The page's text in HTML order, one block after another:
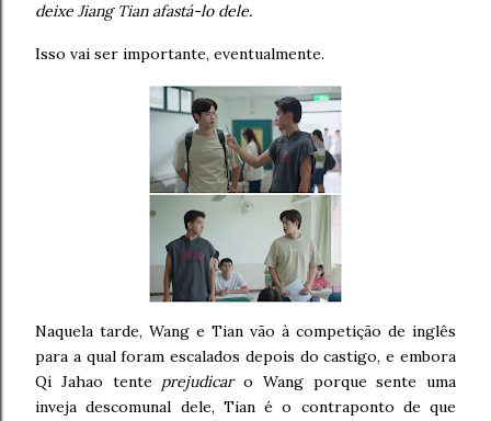
deixe Jiang Tian afastá-lo dele.
Isso vai ser importante, eventualmente.
Naquela tarde, Wang e Tian vão à competição de inglês
para a qual foram escalados depois do castigo, e embora
Qi Jahao tente prejudicaro Wang porque sente uma
inveja descomunal dele, Tian é o contraponto de que